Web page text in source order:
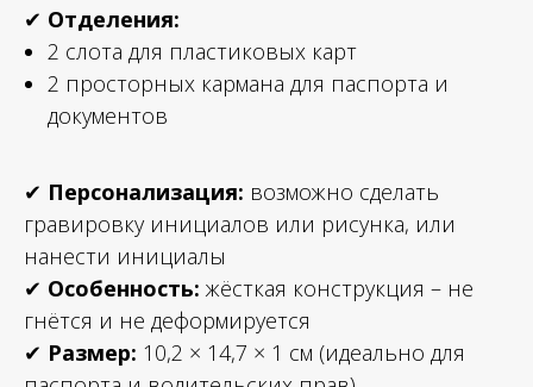
✔ Отделения:
2 слота для пластиковых карт
2 просторных кармана для паспорта и
документов
✔ Персонализация: возможно сделать
гравировку инициалов или рисунка, или
нанести инициалы
✔ Особенность: жёсткая конструкция – не
гнётся и не деформируется
✔ Размер: 10,2 × 14,7 × 1 см (идеально для